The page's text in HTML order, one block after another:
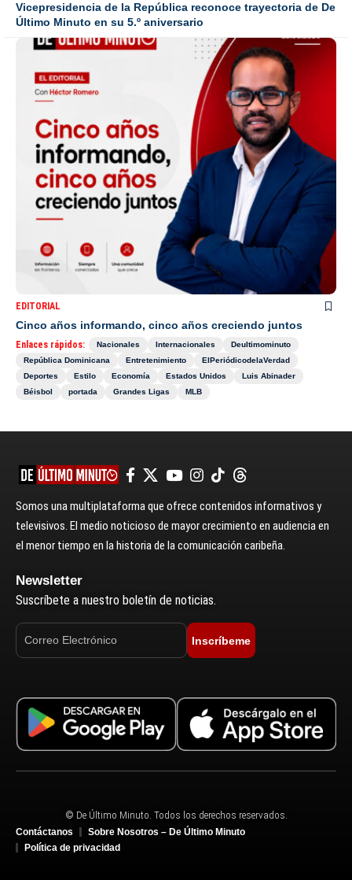
Vicepresidencia de la República reconoce trayectoria de De
Último Minuto en su 5.º aniversario
EDITORIAL
Cinco años informando, cinco años creciendo juntos
Enlaces rápidos: Nacionales Internacionales
Deultimominuto
República Dominicana
Entretenimiento
ElPeriódicodelaVerdad
Deportes
Estilo Economía Estados Unidos
Luis Abinader
Béisbol
portada Grandes Ligas MLB
Somos una multiplataforma que ofrece contenidos informativos y
televisivos. El medio noticioso de mayor crecimiento en audiencia en
el menor tiempo en la historia de la comunicación caribeña.
Newsletter
Suscríbete a nuestro boletín de noticias.
Inscríbeme
© De Último Minuto. Todos los derechos reservados.
Contáctanos
Sobre Nosotros – De Último Minuto
Política de privacidad